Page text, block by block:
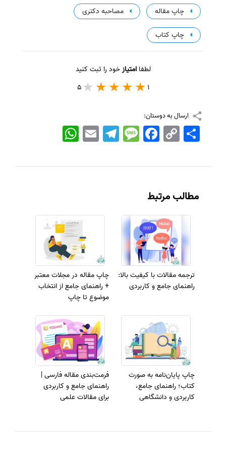
چاپ مقاله مصاحبه دکتری
چاپ کتاب
لطفاامتیاز خود را ثبت کنید
1
5
ارسال به دوستان:
WhatsApp EmailTelegramMessageFacebook Copy
Link
اشتراک
مطالب مرتبط
ترجمه مقالات با کیفیت بالا:
راهنمای جامع و کاربردی
چاپ مقاله در مجلات معتبر
+ راهنمای جامع از انتخاب
موضوع تا چاپ
چاپ پایان‌نامه به صورت
کتاب؛ راهنمای جامع،
کاربردی و دانشگاهی
فرمت‌بندی مقاله فارسی |
راهنمای جامع و کاربردی
برای مقالات علمی